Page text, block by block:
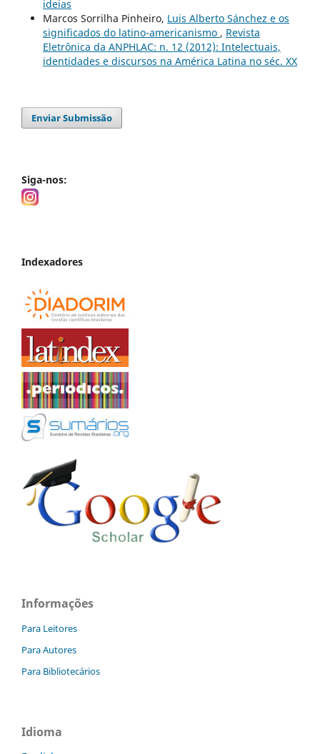
ideias
Marcos Sorrilha Pinheiro, Luis Alberto Sánchez e os
significados do latino-americanismo , Revista
Eletrônica da ANPHLAC: n. 12 (2012): Intelectuais,
identidades e discursos na América Latina no séc. XX
Enviar Submissão
Siga-nos:
Indexadores
Informações
Para Leitores
Para Autores
Para Bibliotecários
Idioma